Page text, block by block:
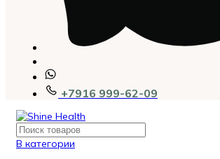
+7916 999-62-09
В категории